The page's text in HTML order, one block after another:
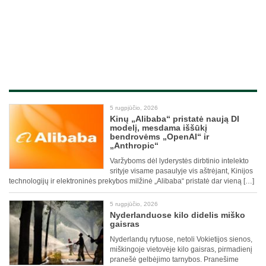
5 rugpjūčio, 2026
Kinų „Alibaba“ pristatė naują DI
modelį, mesdama iššūkį
bendrovėms „OpenAI“ ir
„Anthropic“
Varžyboms dėl lyderystės dirbtinio intelekto
srityje visame pasaulyje vis aštrėjant, Kinijos
technologijų ir elektroninės prekybos milžinė „Alibaba“ pristatė dar vieną […]
5 rugpjūčio, 2026
Nyderlanduose kilo didelis miško
gaisras
Nyderlandų rytuose, netoli Vokietijos sienos,
miškingoje vietovėje kilo gaisras, pirmadienį
pranešė gelbėjimo tarnybos. Pranešime